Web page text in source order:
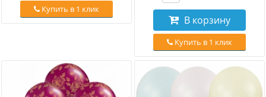
Купить в 1 клик
В корзину
Купить в 1 клик